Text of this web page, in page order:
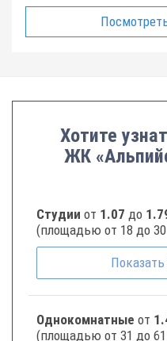
Хотите
ЖК
Студии от 1.07 до
(площадью от 18 до
Показать
Однокомнатные от
(площадью от 31 до